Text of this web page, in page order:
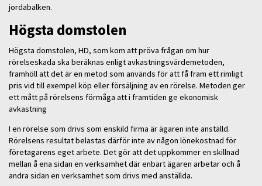
jordabalken.
Högsta domstolen
Högsta domstolen, HD, som kom att pröva frågan om hur
rörelseskada ska beräknas enligt avkastningsvärdemetoden,
framhöll att det är en metod som används för att få fram ett rimligt
pris vid till exempel köp eller försäljning av en rörelse. Metoden ger
ett mått på rörelsens förmåga att i framtiden ge ekonomisk
avkastning
I en rörelse som drivs som enskild firma är ägaren inte anställd.
Rörelsens resultat belastas därför inte av någon lönekostnad för
företagarens eget arbete. Det gör att det uppkommer en skillnad
mellan å ena sidan en verksamhet där enbart ägaren arbetar och å
andra sidan en verksamhet som drivs med anställda.